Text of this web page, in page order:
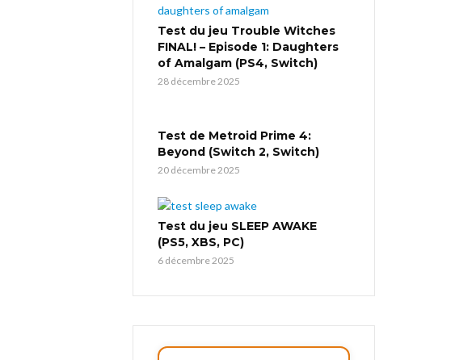
Test du jeu Trouble Witches
FINAL! – Episode 1: Daughters
of Amalgam (PS4, Switch)
28 décembre 2025
Test de Metroid Prime 4:
Beyond (Switch 2, Switch)
20 décembre 2025
Test du jeu SLEEP AWAKE
(PS5, XBS, PC)
6 décembre 2025